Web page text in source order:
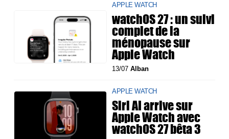
APPLE WATCH
watchOS 27 : un suivi
complet de la
ménopause sur
Apple Watch
13/07Alban
APPLE WATCH
Siri AI arrive sur
Apple Watch avec
watchOS 27 bêta 3